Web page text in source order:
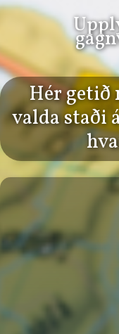
Hér getið
valda staði